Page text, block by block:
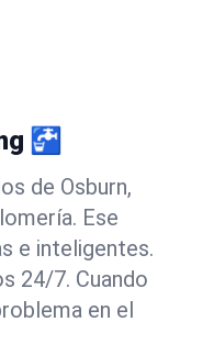
🚰
de Osburn,
Ese
e inteligentes.
24/7. Cuando
en el